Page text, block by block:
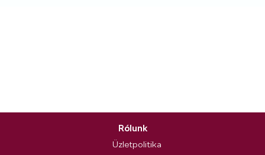
Rólunk
Üzletpolitika